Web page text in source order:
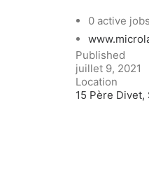
0 active jobs
Published
juillet 9, 2021
Location
15 Père